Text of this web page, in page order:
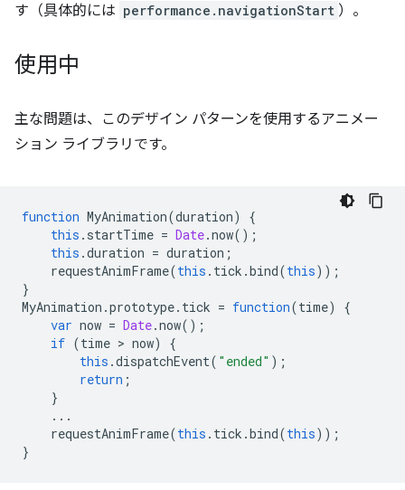
す（具体的には performance.navigationStart ）。
使用中
主な問題は、このデザイン パターンを使用するアニメー
ション ライブラリです。
function MyAnimation(duration)
{
this . startTime = Date.now();
this .duration = duration ;
requestAnimFrame(this . tick .bind(this));
}
MyAnimation .prototype. tick = function(time)
{
var now = Date.now();
if (time > now)
{
this .dispatchEvent( "ended" );
return ;
}
...
requestAnimFrame(this . tick .bind(this));
}